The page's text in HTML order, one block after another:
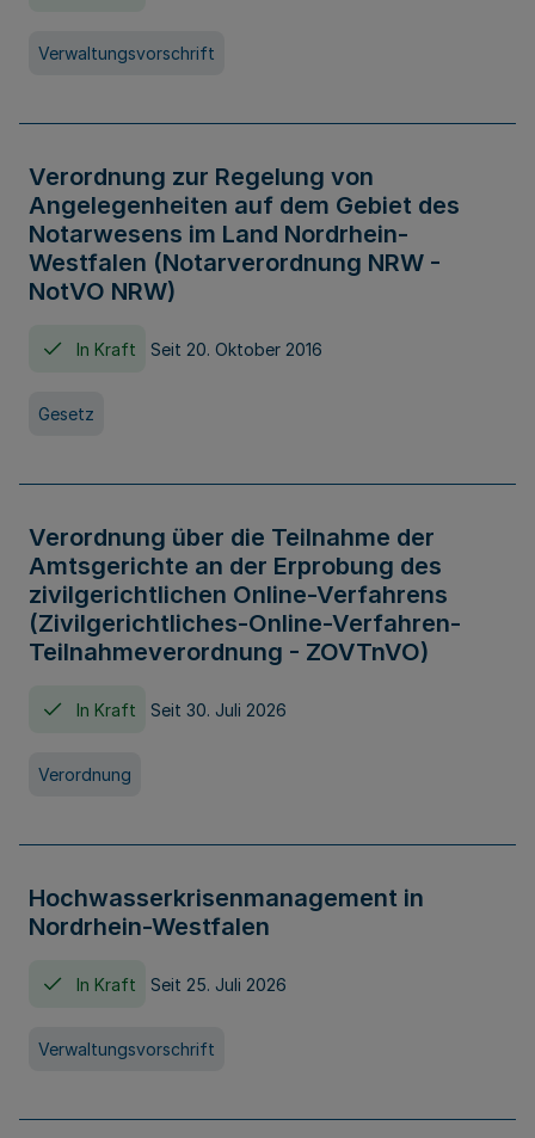
Verwaltungsvorschrift
Verordnung zur Regelung von
Angelegenheiten auf dem Gebiet des
Notarwesens im Land Nordrhein-
Westfalen (Notarverordnung NRW -
NotVO NRW)
In Kraft Seit 20. Oktober 2016
Gesetz
Verordnung über die Teilnahme der
Amtsgerichte an der Erprobung des
zivilgerichtlichen Online-Verfahrens
(Zivilgerichtliches-Online-Verfahren-
Teilnahmeverordnung - ZOVTnVO)
In Kraft Seit 30. Juli 2026
Verordnung
Hochwasserkrisenmanagement in
Nordrhein-Westfalen
In Kraft Seit 25. Juli 2026
Verwaltungsvorschrift